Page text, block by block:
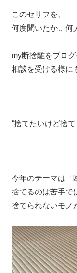
このセリフを、
何度聞いたか…何
my断捨離をブロ
相談を受ける様に
“捨てたいけど捨て
今年のテーマは「
捨てるのは苦手で
捨てられないモノ